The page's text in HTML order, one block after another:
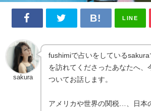
LINE
sakura
fushimiで占いをしている
を訪れてくださったあなたへ、
ついてお話します。
アメリカや世界の関税…、日本